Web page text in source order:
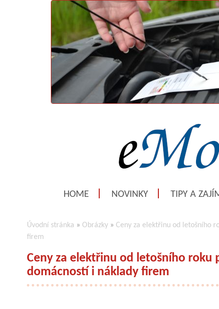
HOME NOVINKY TIPY A
Úvodní stránka » Obrázky » Ceny za elektřinu od letošního
firem
Ceny za elektřinu od letošního roku
domácností i náklady firem